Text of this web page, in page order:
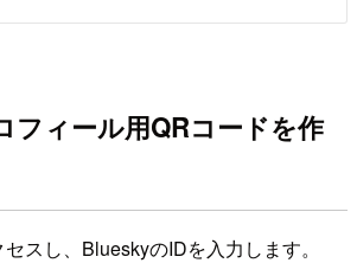
フィール用QRコードを作
スし、BlueskyのIDを入力します。